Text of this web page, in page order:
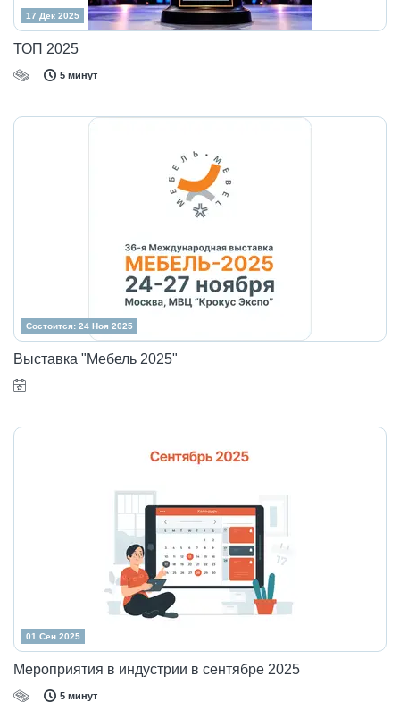
17 Дек 2025
ТОП 2025
5 минут
Состоится: 24 Ноя 2025
Выставка "Мебель 2025"
01 Сен 2025
Мероприятия в индустрии в сентябре 2025
5 минут